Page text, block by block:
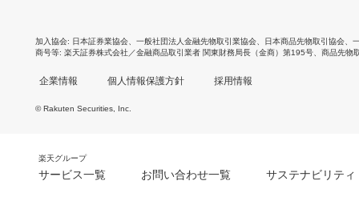
加入協会 日本証券業協会 一般社団法人金融先物取引業協会 日本商品先物取引協会
商号等 楽天証券株式会社／金融商品取引業者 関東財務局長（金商）第195号、商品先物
企業情報 個人情報保護方針 採用情報
© Rakuten Securities, Inc.
楽天グループ
サービス一覧 お問い合わせ一覧 サステナビリティ